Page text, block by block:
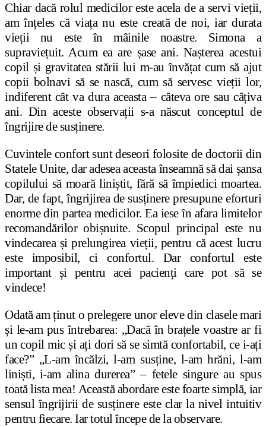
Chiar dacă rolul medicilor este acela de a servi vieții,
am înțeles că viața nu este creată de noi, iar durata
vieții nu este în mâinile noastre. Simona a
supraviețuit. Acum ea are șase ani. Nașterea acestui
copil și gravitatea stării lui m-au învățat cum să ajut
copii bolnavi să se nască, cum să servesc vieții lor,
indiferent cât va dura aceasta – câteva ore sau câțiva
ani. Din aceste observații s-a născut conceptul de
îngrijire de susținere.
Cuvintele confort sunt deseori folosite de doctorii din
Statele Unite, dar adesea aceasta înseamnă să dai șansa
copilului să moară liniștit, fără să împiedici moartea.
Dar, de fapt, îngrijirea de susținere presupune eforturi
enorme din partea medicilor. Ea iese în afara limitelor
recomandărilor obișnuite. Scopul principal este nu
vindecarea și prelungirea vieții, pentru că acest lucru
este imposibil, ci confortul. Dar confortul este
important și pentru acei pacienți care pot să se
vindece!
Odată am ținut o prelegere unor eleve din clasele mari
și le-am pus întrebarea: „Dacă în brațele voastre ar fi
un copil micși ați dori să se simtă confortabil, ce i-ați
face?” „L-am încălzi, l-am susține, l-am hrăni, l-am
liniști, i-am alina durerea” – fetele singure au spus
toată lista mea! Această abordare este foarte simplă, iar
sensul îngrijirii de susținere este clar la nivel intuitiv
pentru fiecare. Iar totul începe de la observare.